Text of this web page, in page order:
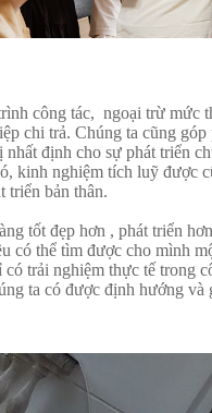
công tác, ngoại trừ mức
chi trả. Chúng ta cũng góp
nhất định cho sự phát triển
kinh nghiệm tích luỹ được
triển bản thân.
tốt đẹp hơn , phát triển
có thể tìm được cho mình
có trải nghiệm thực tế trong
ta có được định hướng và